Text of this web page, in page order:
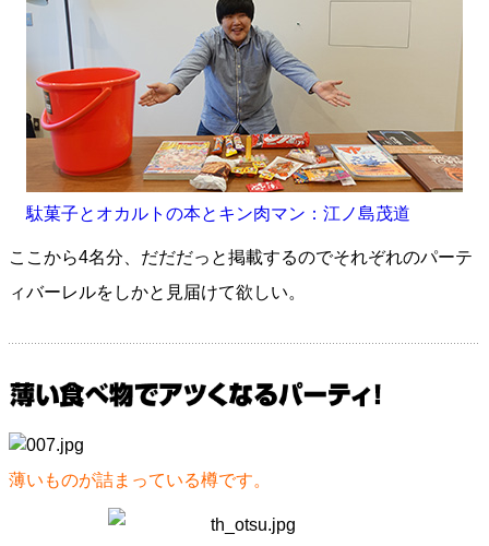
駄菓子とオカルトの本とキン肉マン：江ノ島茂道
ここから4名分、だだだっと掲載するのでそれぞれのパーテ
ィバーレルをしかと見届けて欲しい。
薄いものが詰まっている樽です。